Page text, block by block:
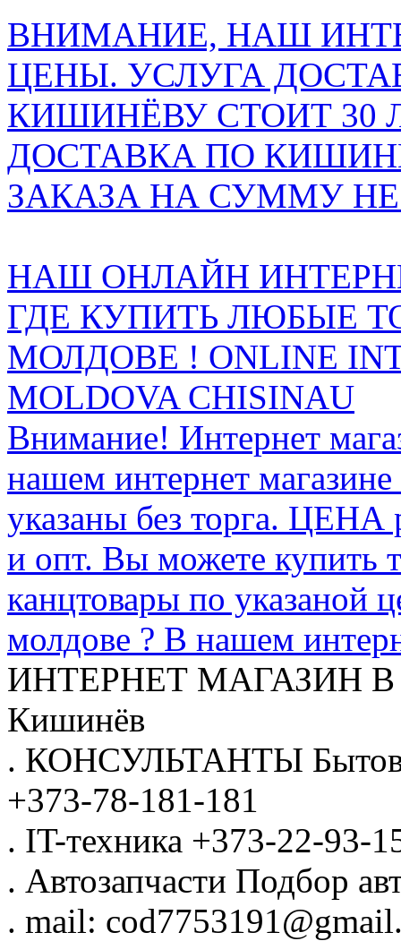
ВНИМАНИЕ, НАШ
ЦЕНЫ. УСЛУГА
КИШИНЁВУ СТОИТ 30
ДОСТАВКА ПО
ЗАКАЗА НА СУММУ НЕ
НАШ ОНЛАЙН
ГДЕ КУПИТЬ ЛЮБЫЕ
МОЛДОВЕ ! ONLINE
MOLDOVA CHISINAU
Внимание! Интернет
нашем интернет
указаны без торга.
и опт. Вы можете купить
канцтовары по указаной
молдове ? В нашем
ИНТЕРНЕТ МАГАЗИН
Кишинёв
. КОНСУЛЬТАНТЫ
+373-78-181-181
. IT-техника +373-22-93-
. Автозапчасти Подбор
. mail: